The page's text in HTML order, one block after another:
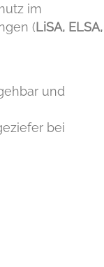
im
(LiSA, ELSA,
und
bei